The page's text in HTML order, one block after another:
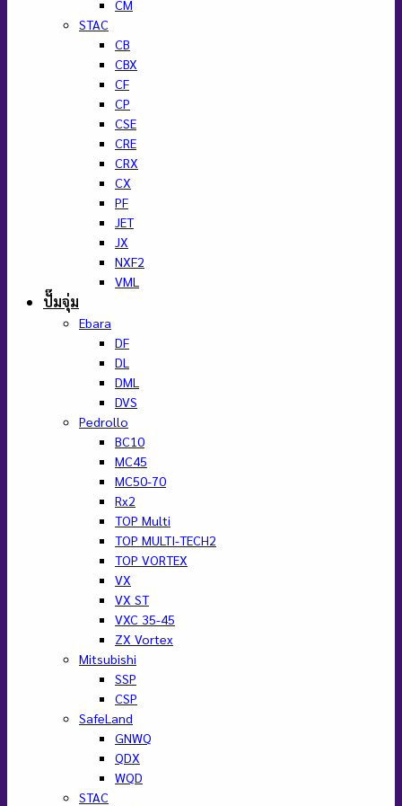
CM
STAC
CB
CBX
CF
CP
CSE
CRE
CRX
CX
PF
JET
JX
NXF2
VML
ปั๊มจุ่ม
Ebara
DF
DL
DML
DVS
Pedrollo
BC10
MC45
MC50-70
Rx2
TOP Multi
TOP MULTI-TECH2
TOP VORTEX
VX
VX ST
VXC 35-45
ZX Vortex
Mitsubishi
SSP
CSP
SafeLand
GNWQ
QDX
WQD
STAC